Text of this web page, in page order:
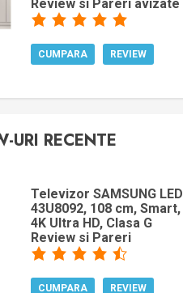
Review si Pareri avizate
CUMPARA REVIEW
URI RECENTE
Televizor SAMSUNG LED
43U8092, 108 cm, Smart,
4K Ultra HD, Clasa G
Review si Pareri
CUMPARA REVIEW